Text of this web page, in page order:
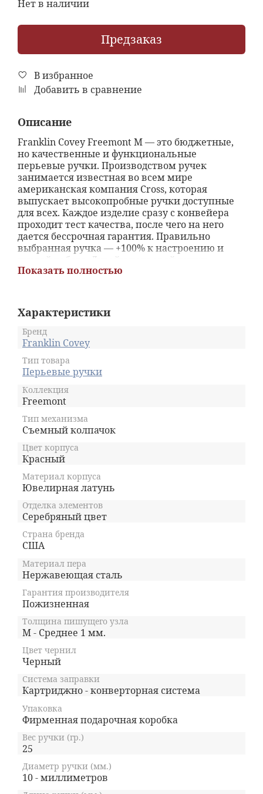
Нет в наличии
Предзаказ
В избранное
Добавить в сравнение
Описание
Franklin Covey Freemont M — это бюджетные,
но качественные и функциональные
перьевые ручки. Производством ручек
занимается известная во всем мире
американская компания Cross, которая
выпускает высокопробные ручки доступные
для всех. Каждое изделие сразу с конвейера
проходит тест качества, после чего на него
дается бессрочная гарантия. Правильно
выбранная ручка — +100% к настроению и
чистой работе. Дизайн перьевой ручки
Franklin Covey Freemont M сочетает в себе
линии и округлое тело ручки обеспечивают
качество письма и удобство в работе. Она
станет верным помощником в написании
научных работ и оставит изящный след
Показать полностью
Характеристики
Бренд
Franklin Covey
Тип товара
Перьевые ручки
Коллекция
Freemont
Тип механизма
Съемный колпачок
Цвет корпуса
Красный
Материал корпуса
Ювелирная латунь
Отделка элементов
Серебряный цвет
Страна бренда
США
Материал пера
Нержавеющая сталь
Гарантия производителя
Пожизненная
Толщина пишущего узла
M - Среднее 1 мм.
Цвет чернил
Черный
Система заправки
Картриджно - конверторная система
Упаковка
Фирменная подарочная коробка
Вес ручки (гр.)
25
Диаметр ручки (мм.)
10 - миллиметров